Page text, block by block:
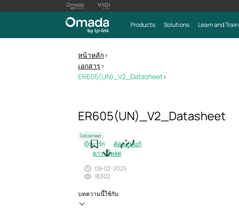
Products Solutions Learn and Train
หน้าหลัก>
เอกสาร >
ER605(UN)_V2_Datasheet>
ER605(UN)_V2_Datasheet
Datasheet
บุ๊กมาร์ก
คัดลอกลิงก์
ดาวน์โหลด
09-02-2025
16302
บทความนี้ใช้กับ